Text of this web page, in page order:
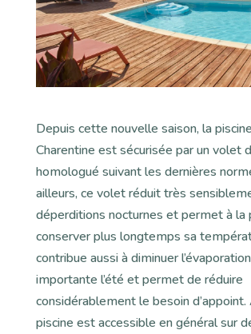
Depuis cette nouvelle saison, la
Charentine est sécurisée par un volet
homologué suivant les dernières
ailleurs, ce volet réduit très
déperditions nocturnes et permet à la
conserver plus longtemps sa
contribue aussi à diminuer
importante l’été et permet de réduire
considérablement le besoin d’appoint.
piscine est accessible en général sur